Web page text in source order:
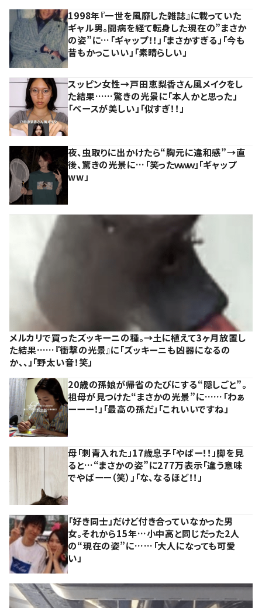
1998年『一世を風靡した雑誌』に載っていた
ギャル男。闘病を経て転身した現在の”まさか
の姿”に…「ギャップ！！」「まさかすぎる」「今も
昔もかっこいい」「素晴らしい」
スッピン女性→戸田恵梨香さん風メイクをし
た結果……驚きの光景に「本人かと思った」
「ベースが美しい」「似すぎ！！」
夜、虫取りに出かけたら“胸元に違和感”→直
後、驚きの光景に…「笑ったｗｗｗ」「ギャップ
ww」
メルカリで買ったズッキーニの種。→土に植えて3ヶ月放置し
た結果……『衝撃の光景』に「ズッキーニも凶器になるの
か、、」「野太い音！笑」
20歳の孫娘が帰省のたびにする“隠しごと”。
祖母が見つけた“まさかの光景”に……「わぁ
ーーー！」「最高の孫だ」「これいいですね」
母「刺青入れた」17歳息子「やばー！！」脚を見
ると…“まさかの姿”に277万表示「違う意味
でやばーー（笑）」「な、なるほど！！」
「好き同士」だけど付き合っていなかった男
女。それから15年…小中高と同じだった2人
の“現在の姿”に……「大人になっても可愛
い」